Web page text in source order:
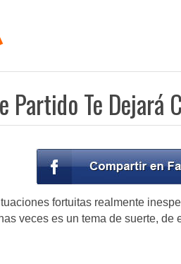
Partido Te Dejará
fortuitas realmente
veces es un tema de suerte,